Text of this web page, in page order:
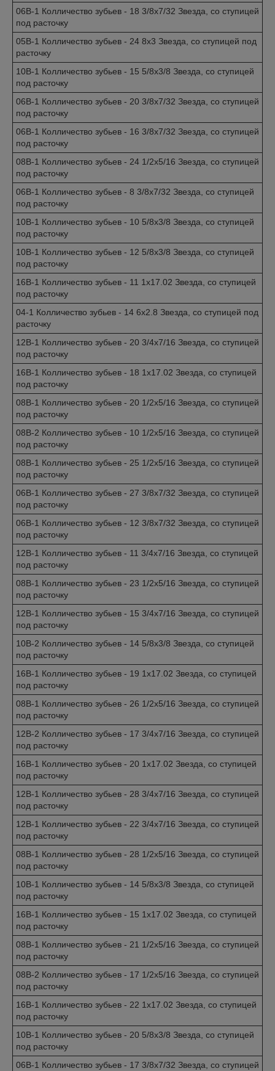
06B-1 Колличество зубьев - 18 3/8x7/32 Звезда, со ступицей
под расточку
05B-1 Колличество зубьев - 24 8x3 Звезда, со ступицей под
расточку
10B-1 Колличество зубьев - 15 5/8x3/8 Звезда, со ступицей
под расточку
06B-1 Колличество зубьев - 20 3/8x7/32 Звезда, со ступицей
под расточку
06B-1 Колличество зубьев - 16 3/8x7/32 Звезда, со ступицей
под расточку
08B-1 Колличество зубьев - 24 1/2x5/16 Звезда, со ступицей
под расточку
06B-1 Колличество зубьев - 8 3/8x7/32 Звезда, со ступицей
под расточку
10B-1 Колличество зубьев - 10 5/8x3/8 Звезда, со ступицей
под расточку
10B-1 Колличество зубьев - 12 5/8x3/8 Звезда, со ступицей
под расточку
16B-1 Колличество зубьев - 11 1x17.02 Звезда, со ступицей
под расточку
04-1 Колличество зубьев - 14 6x2.8 Звезда, со ступицей под
расточку
12B-1 Колличество зубьев - 20 3/4x7/16 Звезда, со ступицей
под расточку
16B-1 Колличество зубьев - 18 1x17.02 Звезда, со ступицей
под расточку
08B-1 Колличество зубьев - 20 1/2x5/16 Звезда, со ступицей
под расточку
08B-2 Колличество зубьев - 10 1/2x5/16 Звезда, со ступицей
под расточку
08B-1 Колличество зубьев - 25 1/2x5/16 Звезда, со ступицей
под расточку
06B-1 Колличество зубьев - 27 3/8x7/32 Звезда, со ступицей
под расточку
06B-1 Колличество зубьев - 12 3/8x7/32 Звезда, со ступицей
под расточку
12B-1 Колличество зубьев - 11 3/4x7/16 Звезда, со ступицей
под расточку
08B-1 Колличество зубьев - 23 1/2x5/16 Звезда, со ступицей
под расточку
12B-1 Колличество зубьев - 15 3/4x7/16 Звезда, со ступицей
под расточку
10B-2 Колличество зубьев - 14 5/8x3/8 Звезда, со ступицей
под расточку
16B-1 Колличество зубьев - 19 1x17.02 Звезда, со ступицей
под расточку
08B-1 Колличество зубьев - 26 1/2x5/16 Звезда, со ступицей
под расточку
12B-2 Колличество зубьев - 17 3/4x7/16 Звезда, со ступицей
под расточку
16B-1 Колличество зубьев - 20 1x17.02 Звезда, со ступицей
под расточку
12B-1 Колличество зубьев - 28 3/4x7/16 Звезда, со ступицей
под расточку
12B-1 Колличество зубьев - 22 3/4x7/16 Звезда, со ступицей
под расточку
08B-1 Колличество зубьев - 28 1/2x5/16 Звезда, со ступицей
под расточку
10B-1 Колличество зубьев - 14 5/8x3/8 Звезда, со ступицей
под расточку
16B-1 Колличество зубьев - 15 1x17.02 Звезда, со ступицей
под расточку
08B-1 Колличество зубьев - 21 1/2x5/16 Звезда, со ступицей
под расточку
08B-2 Колличество зубьев - 17 1/2x5/16 Звезда, со ступицей
под расточку
16B-1 Колличество зубьев - 22 1x17.02 Звезда, со ступицей
под расточку
10B-1 Колличество зубьев - 20 5/8x3/8 Звезда, со ступицей
под расточку
06B-1 Колличество зубьев - 17 3/8x7/32 Звезда, со ступицей